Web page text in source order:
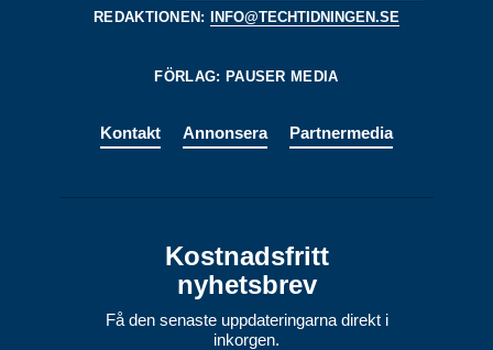
REDAKTIONEN:
INFO@TECHTIDNINGEN.SE
FÖRLAG: PAUSER MEDIA
Kontakt Annonsera Partnermedia
Kostnadsfritt
nyhetsbrev
Få den senaste uppdateringarna direkt i
inkorgen.